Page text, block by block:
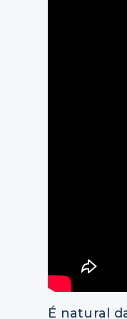
É natural